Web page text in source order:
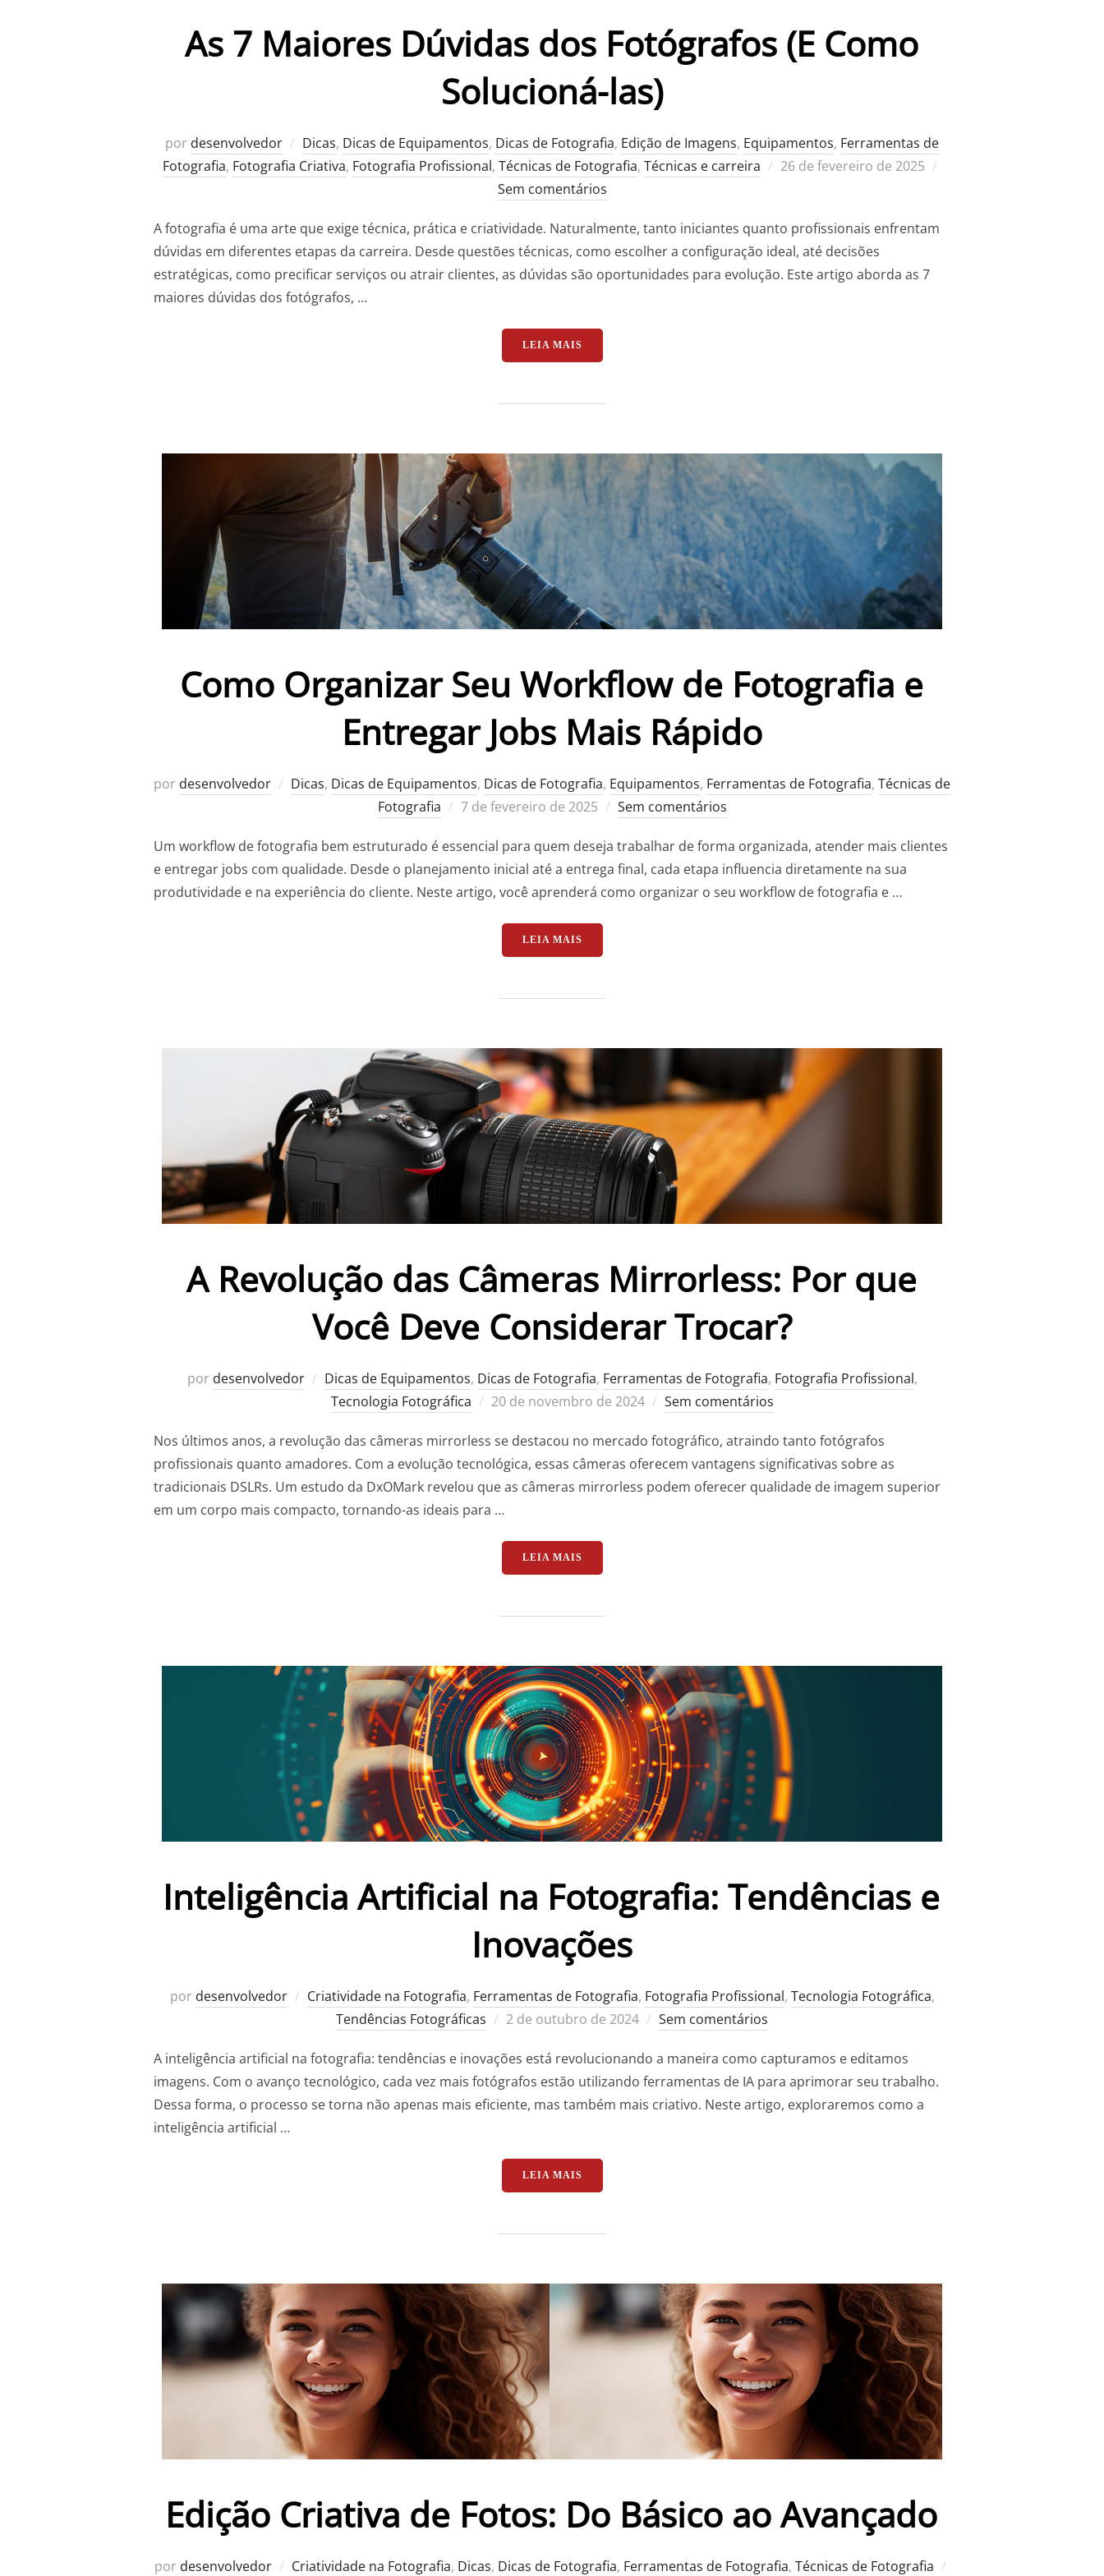
As 7 Maiores Dúvidas dos Fotógrafos (E Como
Solucioná-las)
por desenvolvedor Dicas, Dicas de Equipamentos, Dicas de Fotografia, Edição de Imagens, Equipamentos, Ferramentas de
Fotografia, Fotografia Criativa, Fotografia Profissional, Técnicas de Fotografia, Técnicas e carreira
Postado
26 de fevereiro de 2025
Sem comentários
A fotografia é uma arte que exige técnica, prática e criatividade. Naturalmente, tanto iniciantes quanto profissionais enfrentam
dúvidas em diferentes etapas da carreira. Desde questões técnicas, como escolher a configuração ideal, até decisões
estratégicas, como precificar serviços ou atrair clientes, as dúvidas são oportunidades para evolução. Este artigo aborda as 7
maiores dúvidas dos fotógrafos, …
LEIA MAIS“AS 7 MAIORES DÚVIDAS DOS FOTÓGRAFOS (E COMO SOLUCIONÁ-LAS)”
Como Organizar Seu Workflow de Fotografia e
Entregar Jobs Mais Rápido
por desenvolvedor Dicas, Dicas de Equipamentos, Dicas de Fotografia, Equipamentos, Ferramentas de Fotografia, Técnicas de
Fotografia
Postado
7 de fevereiro de 2025 Sem comentários
Um workflow de fotografia bem estruturado é essencial para quem deseja trabalhar de forma organizada, atender mais clientes
e entregar jobs com qualidade. Desde o planejamento inicial até a entrega final, cada etapa influencia diretamente na sua
produtividade e na experiência do cliente. Neste artigo, você aprenderá como organizar o seu workflow de fotografia e …
LEIA MAIS“COMO ORGANIZAR SEU WORKFLOW DE FOTOGRAFIA E ENTREGAR JOBS MAIS RÁPIDO”
A Revolução das Câmeras Mirrorless: Por que
Você Deve Considerar Trocar?
por desenvolvedor Dicas de Equipamentos, Dicas de Fotografia, Ferramentas de Fotografia, Fotografia Profissional,
Tecnologia Fotográfica
Postado
20 de novembro de 2024 Sem comentários
Nos últimos anos, a revolução das câmeras mirrorless se destacou no mercado fotográfico, atraindo tanto fotógrafos
profissionais quanto amadores. Com a evolução tecnológica, essas câmeras oferecem vantagens significativas sobre as
tradicionais DSLRs. Um estudo da DxOMark revelou que as câmeras mirrorless podem oferecer qualidade de imagem superior
em um corpo mais compacto, tornando-as ideais para …
LEIA MAIS“A REVOLUÇÃO DAS CÂMERAS MIRRORLESS: POR QUE VOCÊ DEVE CONSIDERAR
Inteligência Artificial na Fotografia: Tendências e
Inovações
por desenvolvedor Criatividade na Fotografia, Ferramentas de Fotografia, Fotografia Profissional, Tecnologia Fotográfica,
Tendências Fotográficas
Postado
2 de outubro de 2024 Sem comentários
A inteligência artificial na fotografia: tendências e inovações está revolucionando a maneira como capturamos e editamos
imagens. Com o avanço tecnológico, cada vez mais fotógrafos estão utilizando ferramentas de IA para aprimorar seu trabalho.
Dessa forma, o processo se torna não apenas mais eficiente, mas também mais criativo. Neste artigo, exploraremos como a
inteligência artificial …
LEIA MAIS“INTELIGÊNCIA ARTIFICIAL NA FOTOGRAFIA: TENDÊNCIAS E INOVAÇÕES”
Edição Criativa de Fotos: Do Básico ao Avançado
por desenvolvedor Criatividade na Fotografia, Dicas, Dicas de Fotografia, Ferramentas de Fotografia, Técnicas de Fotografia